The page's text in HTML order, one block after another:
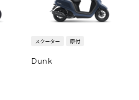
スクーター 原付
Dunk